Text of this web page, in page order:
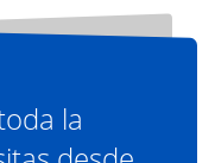
la